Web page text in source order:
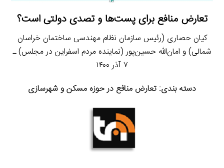
تعارض منافع برای پست‌ها و تصدی دولتی است؟
کیان حصاری (رئیس سازمان نظام مهندسی ساختمان خراسان
شمالی) و امان‌الله حسین‌پور (نماینده مردم اسفراین در مجلس) ـ
۷ آذر ۱۴۰۰
دسته بندی: تعارض منافع در حوزه مسکن و شهرسازی